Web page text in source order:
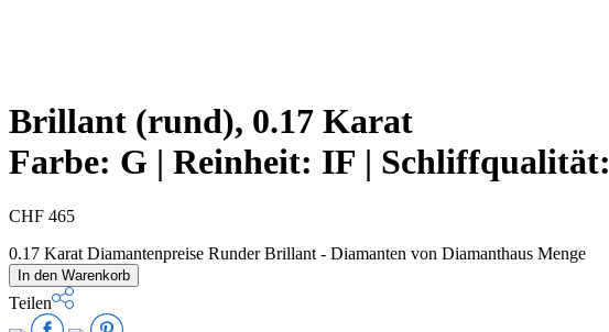
Brillant (rund), 0.17 Karat
Farbe: G | Reinheit: IF | Schliffqualität:
CHF 465
0.17 Karat Diamantenpreise Runder Brillant - Diamanten von Diamanthaus Menge
In den Warenkorb
Teilen